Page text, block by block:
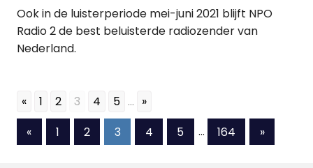
Ook in de luisterperiode mei-juni 2021 blijft NPO
Radio 2 de best beluisterde radiozender van
Nederland.
« 1 2 3 4 5 ... »
Berichten
«Vorige
berichten
1 2 3 4 5 … 164
Volgende
berichten
»